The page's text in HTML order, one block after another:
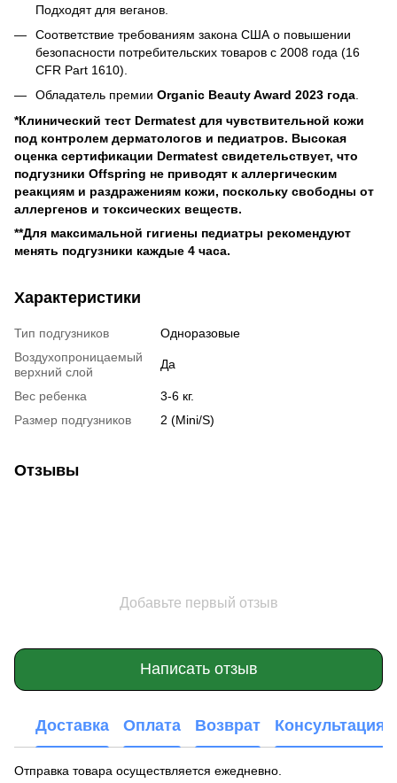
Подходят для веганов.
Соответствие требованиям закона США о повышении
безопасности потребительских товаров с 2008 года (16
CFR Part 1610).
Обладатель премии Organic Beauty Award 2023 года.
*Клинический тест Dermatest для чувствительной кожи
под контролем дерматологов и педиатров. Высокая
оценка сертификации Dermatest свидетельствует, что
подгузники Offspring не приводят к аллергическим
реакциям и раздражениям кожи, поскольку свободны от
аллергенов и токсических веществ.
**Для максимальной гигиены педиатры рекомендуют
менять подгузники каждые 4 часа.
Характеристики
Тип подгузников
Одноразовые
Воздухопроницаемый
верхний слой
Да
Вес ребенка
3-6 кг.
Размер подгузников
2 (Mini/S)
Отзывы
Добавьте первый отзыв
Написать отзыв
Доставка Оплата Возврат Консультация
Отправка товара осуществляется ежедневно.